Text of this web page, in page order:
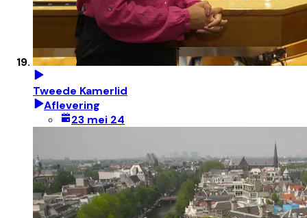
Tweede Kamerlid
Aflevering
23 mei 24